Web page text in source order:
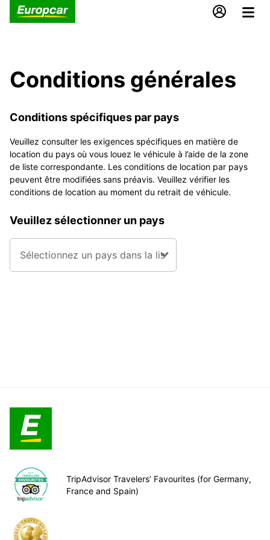
Conditions générales
Conditions spécifiques par pays
Veuillez consulter les exigences spécifiques en matière de
location du pays où vous louez le véhicule à l’aide de la zone
de liste correspondante. Les conditions de location par pays
peuvent être modifiées sans préavis. Veuillez vérifier les
conditions de location au moment du retrait de véhicule.
Veuillez sélectionner un pays
TripAdvisor Travelers’ Favourites (for Germany,
France and Spain)